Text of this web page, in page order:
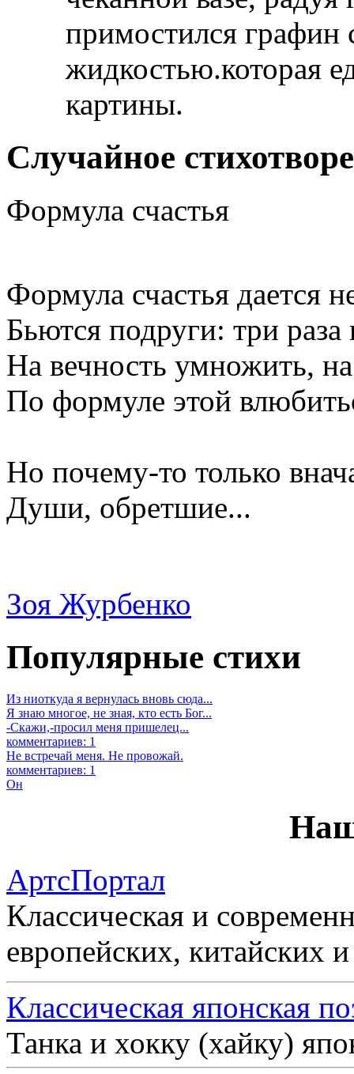
примостился графин
жидкостью.которая
картины.
Случайное
Формула счастья
Формула счастья дается
Бьются подруги: три раза
На вечность умножить, на
По формуле этой
Но почему-то только
Души, обретшие...
Зоя Журбенко
Популярные стихи
Из ниоткуда я вернулась вновь сюда...
Я знаю многое, не зная, кто есть Бог...
-Скажи,-просил меня пришелец...
комментариев: 1
Не встречай меня. Не провожай.
комментариев: 1
Он
АртсПортал
Классическая и
европейских, китайских
Классическая японская
Танка и хокку (хайку)